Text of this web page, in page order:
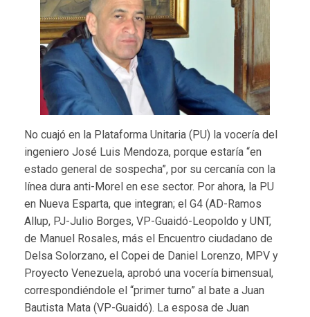
No cuajó en la Plataforma Unitaria (PU) la vocería del
ingeniero José Luis Mendoza, porque estaría “en
estado general de sospecha”, por su cercanía con la
línea dura anti-Morel en ese sector. Por ahora, la PU
en Nueva Esparta, que integran; el G4 (AD-Ramos
Allup, PJ-Julio Borges, VP-Guaidó-Leopoldo y UNT,
de Manuel Rosales, más el Encuentro ciudadano de
Delsa Solorzano, el Copei de Daniel Lorenzo, MPV y
Proyecto Venezuela, aprobó una vocería bimensual,
correspondiéndole el “primer turno” al bate a Juan
Bautista Mata (VP-Guaidó). La esposa de Juan